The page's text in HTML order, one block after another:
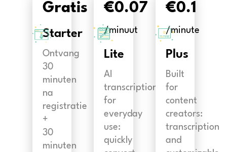
Gratis
Starter
Ontvang
30
minuten
na
registratie
+
30
minuten
€0.07
/minuut
Lite
AI
transcription
for
everyday
use:
quickly
€0.1
/minute
Plus
Built
for
content
creators:
transcription
and